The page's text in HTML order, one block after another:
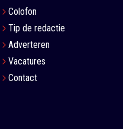
Colofon
Tip de redactie
Adverteren
Vacatures
Contact